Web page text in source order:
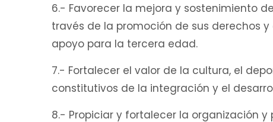
6.- Favorecer la mejora y sostenimiento
través de la promoción de sus derechos
apoyo para la tercera edad.
7.- Fortalecer el valor de la cultura, el
constitutivos de la integración y el
8.- Propiciar y fortalecer la organización